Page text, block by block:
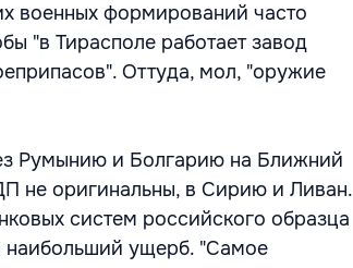
военных формирований часто
"в Тирасполе работает завод
Оттуда, мол, "оружие
Румынию и Болгарию на Ближний
не оригинальны, в Сирию и Ливан.
систем российского образца
наибольший ущерб. "Самое